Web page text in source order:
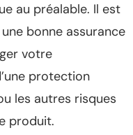
au préalable. Il est
bonne assurance
votre
protection
les autres risques
produit.